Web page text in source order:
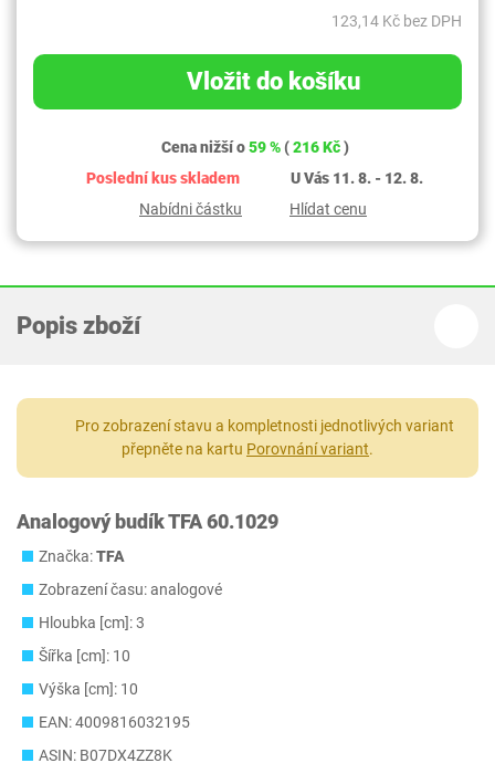
123,14 Kč bez DPH
Vložit do košíku
Cena nižší o59 %(216 Kč)
Poslední kus skladem
U Vás 11. 8. - 12. 8.
Nabídni částku
Hlídat cenu
Popis zboží
Pro zobrazení stavu a kompletnosti jednotlivých variant
přepněte na kartu Porovnání variant.
Analogový budík TFA 60.1029
Značka:TFA
Zobrazení času: analogové
Hloubka [cm]: 3
Šířka [cm]: 10
Výška [cm]: 10
EAN: 4009816032195
ASIN: B07DX4ZZ8K